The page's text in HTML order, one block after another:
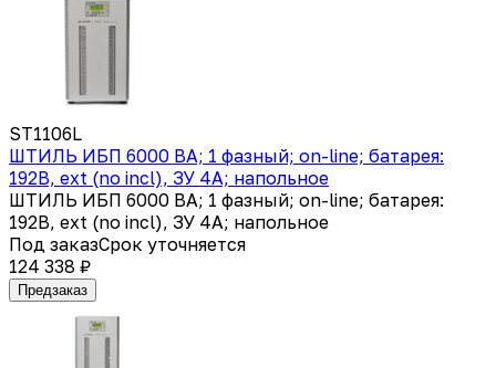
ST1106L
ШТИЛЬ ИБП 6000 ВА; 1 фазный; on-line; батарея:
192В, ext (no incl), ЗУ 4А; напольное
ШТИЛЬ ИБП 6000 ВА; 1 фазный; on-line; батарея:
192В, ext (no incl), ЗУ 4А; напольное
Под заказСрок уточняется
124 338 ₽
Предзаказ